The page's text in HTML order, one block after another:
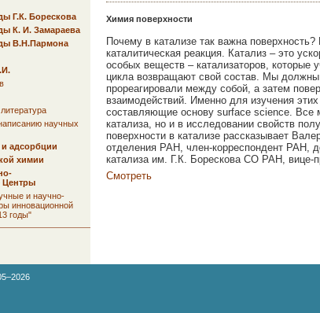
Г.К. Борескова
К. И. Замараева
В.Н.Пармона
научных
и адсорбции
химии
Центры
и научно-
инновационной
годы"
Химия поверхности
Почему в катализе так важна
каталитическая реакция. Катализ – это
особых веществ – катализаторов, которые
цикла возвращают свой состав. Мы должны
прореагировали между собой, а затем
взаимодействий. Именно для изучения
составляющие основу surface science. Все
катализа, но и в исследовании свойств
поверхности в катализе рассказывает
отделения РАН, член-корреспондент РАН,
катализа им. Г.К. Борескова СО РАН, вице-
Смотреть